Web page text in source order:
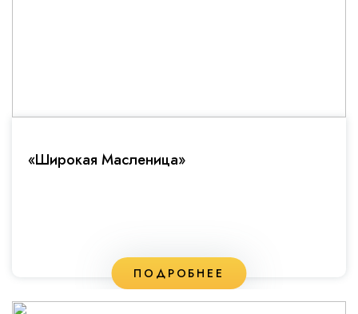
«Широкая Масленица»
ПОДРОБНЕЕ